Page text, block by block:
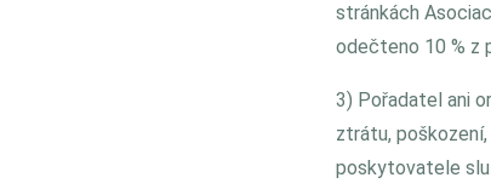
stránkách
odečteno 10 % z
3) Pořadatel ani
ztrátu,
poskytovatele